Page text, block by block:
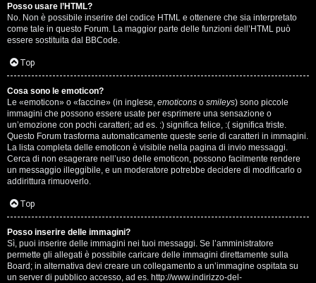
Posso usare l’HTML?
No. Non è possibile inserire del codice HTML e ottenere che sia interpretato
come tale in questo Forum. La maggior parte delle funzioni dell’HTML può
essere sostituita dal BBCode.
Top
Cosa sono le emoticon?
Le «emoticon» o «faccine» (in inglese, emoticons o smileys) sono piccole
immagini che possono essere usate per esprimere una sensazione o
un’emozione con pochi caratteri; ad es. :) significa felice, :( significa triste.
Questo Forum trasforma automaticamente queste serie di caratteri in immagini.
La lista completa delle emoticon è visibile nella pagina di invio messaggi.
Cerca di non esagerare nell’uso delle emoticon, possono facilmente rendere
un messaggio illeggibile, e un moderatore potrebbe decidere di modificarlo o
addirittura rimuoverlo.
Top
Posso inserire delle immagini?
Sì, puoi inserire delle immagini nei tuoi messaggi. Se l’amministratore
permette gli allegati è possibile caricare delle immagini direttamente sulla
Board; in alternativa devi creare un collegamento a un’immagine ospitata su
un server di pubblico accesso, ad es. http://www.indirizzo-del-
R
i
f
l
e
s
s
i
o
n
i